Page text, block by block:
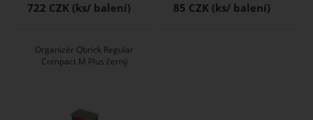
722 CZK 85 CZK
Organizér Qbrick Regular
Compact M Plus černý